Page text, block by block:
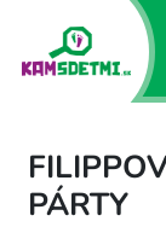
PÁRTY